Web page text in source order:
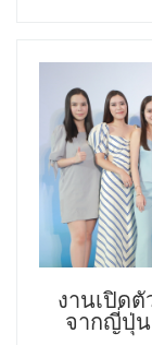
งานเปิด
จากญี่ปุ่น